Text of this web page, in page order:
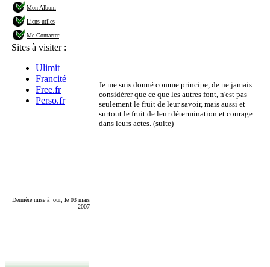
Mon Album
Liens utiles
Me Contacter
Sites à visiter :
Ulimit
Francité
Free.fr
Perso.fr
Je me suis donné comme principe, de ne jamais
considérer que ce que les autres font, n'est pas
seulement le fruit de leur savoir, mais aussi et
surtout le fruit de leur détermination et courage
dans leurs actes. (suite)
Dernière mise à jour, le 03 mars
2007